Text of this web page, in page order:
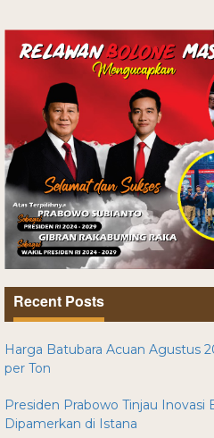
Recent Posts
Harga Batubara Acuan Agustus
per Ton
Presiden Prabowo Tinjau Inovasi
Dipamerkan di Istana